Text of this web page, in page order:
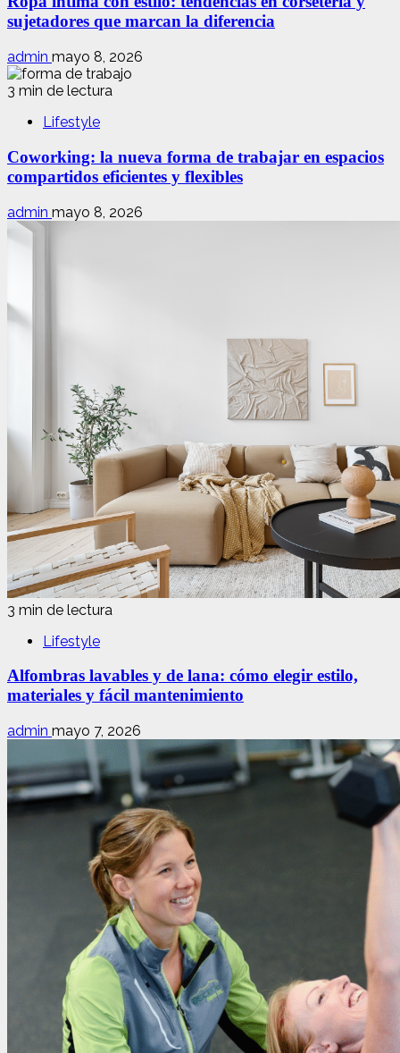
sujetadores que marcan la diferencia
admin mayo 8, 2026
3 min de lectura
Lifestyle
Coworking: la nueva forma de trabajar en espacios
compartidos eficientes y flexibles
admin mayo 8, 2026
3 min de lectura
Lifestyle
Alfombras lavables y de lana: cómo elegir estilo,
materiales y fácil mantenimiento
admin mayo 7, 2026